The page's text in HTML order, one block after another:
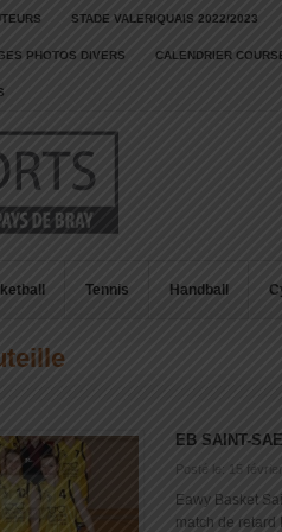
STADE VALERIQUAIS 2022/2023
PHOTOS DIVERS CALENDRIER
Tennis Handball
EB SAINT-
Posté le: 15
Eawy Basket
match de retard